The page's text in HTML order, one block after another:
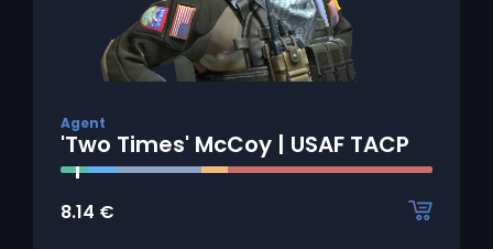
Agent
'Two Times' McCoy | USAF TACP
8.14 €